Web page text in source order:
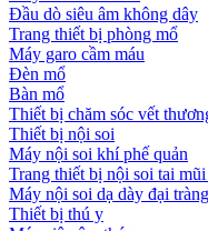
Đầu dò siêu âm không dây
Trang thiết bị phòng mổ
Máy garo cầm máu
Đèn mổ
Bàn mổ
Thiết bị chăm sóc vết
Thiết bị nội soi
Máy nội soi khí phế quản
Trang thiết bị nội soi tai
Máy nội soi dạ dày đại tràng
Thiết bị thú y